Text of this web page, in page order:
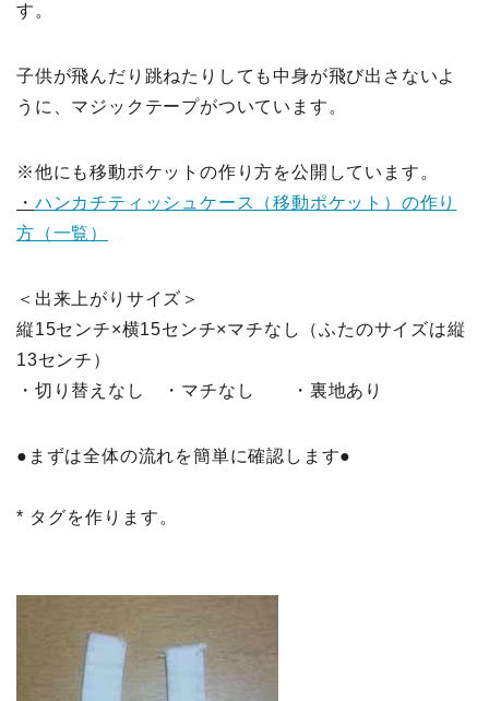
す。
子供が飛んだり跳ねたりしても中身が飛び出さないよ
うに、マジックテープがついています。
※他にも移動ポケットの作り方を公開しています。
・ ハンカチティッシュケース（移動ポケット）の作り
方（一覧）
＜出来上がりサイズ＞
縦15センチ×横15センチ×マチなし（ふたのサイズは縦
13センチ）
・切り替えなし ・マチなし ・裏地あり
●まずは全体の流れを簡単に確認します●
* タグを作ります。